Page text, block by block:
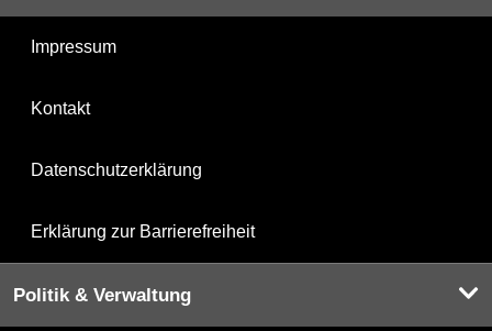
Impressum
Kontakt
Datenschutzerklärung
Erklärung zur Barrierefreiheit
Politik & Verwaltung